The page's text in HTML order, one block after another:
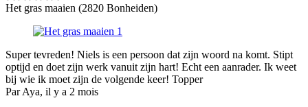
Het gras maaien (2820 Bonheiden)
Super tevreden! Niels is een persoon dat zijn woord na komt. Stipt
optijd en doet zijn werk vanuit zijn hart! Echt een aanrader. Ik weet
bij wie ik moet zijn de volgende keer! Topper
Par Aya, il y a 2 mois